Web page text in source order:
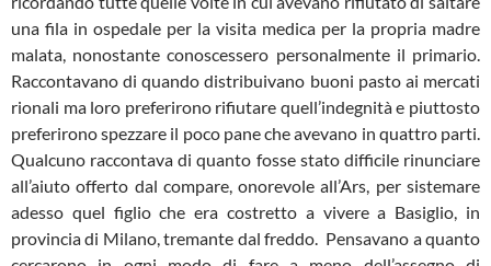
una fila in ospedale per la visita medica per la propria madre
malata, nonostante conoscessero personalmente il primario.
Raccontavano di quando distribuivano buoni pasto ai mercati
rionali ma loro preferirono rifiutare quell’indegnità e piuttosto
preferirono spezzare il poco pane che avevano in quattro parti.
Qualcuno raccontava di quanto fosse stato difficile rinunciare
all’aiuto offerto dal compare, onorevole all’Ars, per sistemare
adesso quel figlio che era costretto a vivere a Basiglio, in
provincia di Milano, tremante dal freddo. Pensavano a quanto